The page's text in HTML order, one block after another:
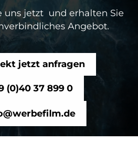
uns jetzt und erhalten Sie
Angebot.
jetzt anfragen
(0)40 37 899 0